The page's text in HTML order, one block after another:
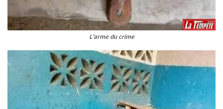
L’arme du crime